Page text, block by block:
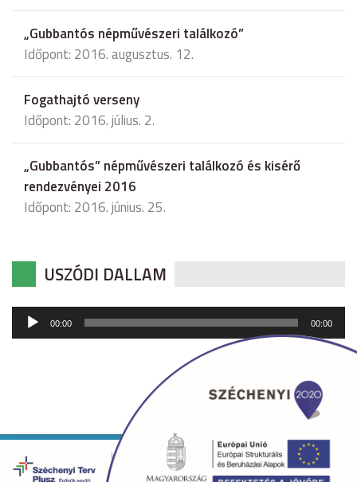
„Gubbantós népművészeri találkozó”
Időpont: 2016. augusztus. 12.
Fogathajtó verseny
Időpont: 2016. július. 2.
„Gubbantós” népművészeri találkozó és kisérő
rendezvényei 2016
Időpont: 2016. június. 25.
USZÓDI DALLAM
Audió
lejátszó
00:00 00:00
Copyright © 2026 uszod.hu Minden jog fenntartva. •